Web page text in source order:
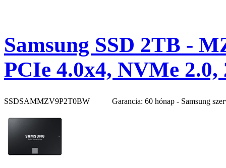
Samsung SSD 2TB -
PCIe 4.0x4, NVMe 2.0,
SSDSAMMZV9P2T0BW Garancia: 60 hónap - Samsung